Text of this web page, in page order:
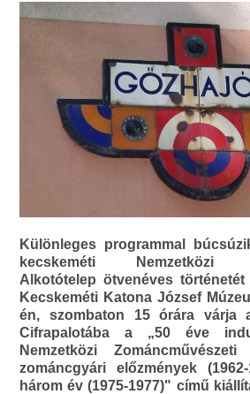
Különleges programmal
kecskeméti Nemzetközi
Alkotótelep ötvenéves
Kecskeméti Katona József
én, szombaton 15 órára várja
Cifrapalotába a „50 éve
Nemzetközi
zománcgyári előzmények
három év (1975-1977)" című